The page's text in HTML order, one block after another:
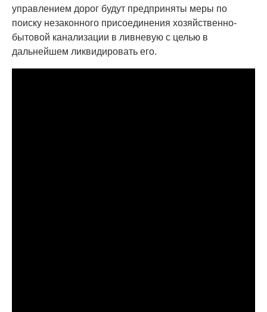
управлением дорог будут предприняты меры по
поиску незаконного присоединения хозяйственно-
бытовой канализации в ливневую с целью в
дальнейшем ликвидировать его.